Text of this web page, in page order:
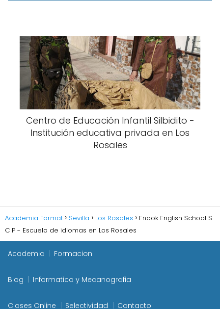
Centro de Educación Infantil Silbidito -
Institución educativa privada en Los
Rosales
Academia Format Sevilla Los Rosales
Enook English School S
C P - Escuela de idiomas en Los Rosales
Academia Formacion
Blog Informatica y Mecanografia
Clases Online Selectividad Contacto